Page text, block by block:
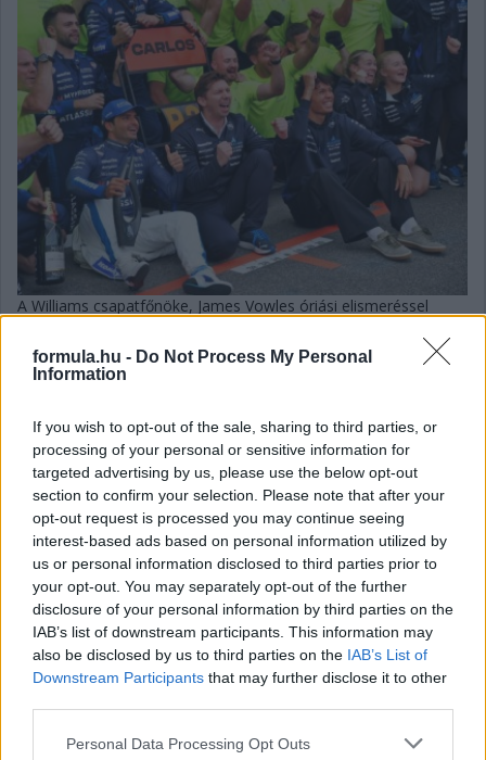
formula.hu - Do Not Process My Personal
Information
If you wish to opt-out of the sale, sharing to third parties, or
processing of your personal or sensitive information for
targeted advertising by us, please use the below opt-out
section to confirm your selection. Please note that after your
opt-out request is processed you may continue seeing
interest-based ads based on personal information utilized by
us or personal information disclosed to third parties prior to
your opt-out. You may separately opt-out of the further
disclosure of your personal information by third parties on the
IAB’s list of downstream participants. This information may
also be disclosed by us to third parties on the IAB’s List of
Downstream Participants that may further disclose it to other
Please note that this website/app uses one or more Google
Personal Data Processing Opt Outs
A Williams csapatfőnöke, James Vowles óriási elismeréssel
Azerbajdzsáni Nagydíjon, amivel 2021 után állhatott újra
dobogón egy Williams-pilóta.
2025. szeptember 22. hétfő, 14:55
Leclerc tudja, miért nem volt tempójuk Bakuban